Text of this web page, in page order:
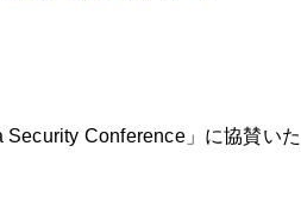
Conference」に協賛いた